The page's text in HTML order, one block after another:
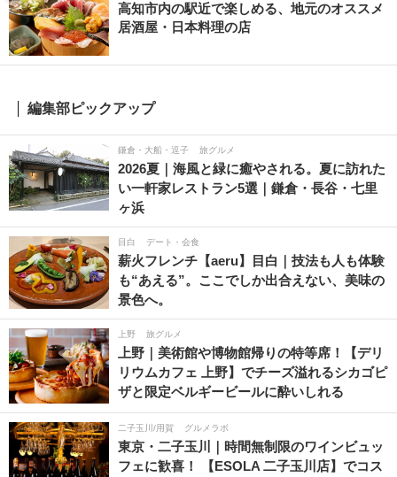
高知市内の駅近で楽しめる、地元のオススメ
居酒屋・日本料理の店
編集部ピックアップ
鎌倉・大船・逗子 旅グルメ
2026夏｜海風と緑に癒やされる。夏に訪れた
い一軒家レストラン5選｜鎌倉・長谷・七里
ヶ浜
目白 デート・会食
薪火フレンチ【aeru】目白｜技法も人も体験
も“あえる”。ここでしか出合えない、美味の
景色へ。
上野 旅グルメ
上野｜美術館や博物館帰りの特等席！【デリ
リウムカフェ 上野】でチーズ溢れるシカゴピ
ザと限定ベルギービールに酔いしれる
二子玉川/用賀 グルメラボ
東京・二子玉川｜時間無制限のワインビュッ
フェに歓喜！ 【ESOLA 二子玉川店】でコス